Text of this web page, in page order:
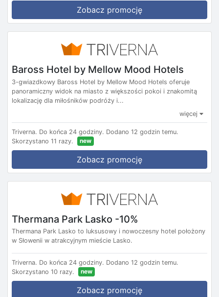
Zobacz promocję
Baross Hotel by Mellow Mood Hotels
3-gwiazdkowy Baross Hotel by Mellow Mood Hotels oferuje
panoramiczny widok na miasto z większości pokoi i znakomitą
lokalizację dla miłośników podróży i...
więcej
Triverna. Do końca 24 godziny. Dodano 12 godzin temu.
Skorzystano 11 razy.
new
Zobacz promocję
Thermana Park Lasko -10%
Thermana Park Lasko to luksusowy i nowoczesny hotel położony
w Słowenii w atrakcyjnym mieście Lasko.
Triverna. Do końca 24 godziny. Dodano 12 godzin temu.
Skorzystano 10 razy.
new
Zobacz promocję